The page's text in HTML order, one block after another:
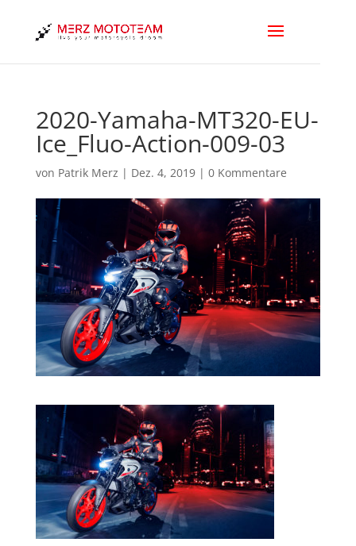
2020-Yamaha-MT320-EU-
Ice_Fluo-Action-009-03
von Patrik Merz | Dez. 4, 2019| 0 Kommentare